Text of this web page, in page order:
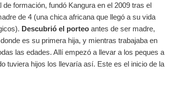
formación, fundó Kangura en el 2009 tras el
de 4 (una chica africana que llegó a su vida
Descubrió el porteoantes de ser madre,
es su primera hija, y mientras trabajaba en
las edades. Allí empezó a llevar a los peques a
tuviera hijos los llevaría así. Este es el inicio de la